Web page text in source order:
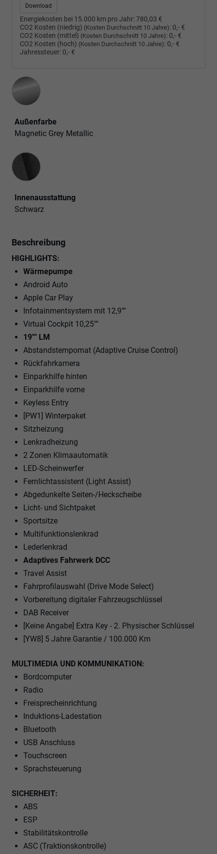
Download
Energiekosten bei 15.000 km pro Jahr:780,03 €
CO2 Kosten (niedrig) (Kosten Durchschnitt 10 Jahre): 0,- €
CO2 Kosten (mittel) (Kosten Durchschnitt 10 Jahre): 0,- €
CO2 Kosten (hoch) (Kosten Durchschnitt 10 Jahre): 0,- €
Jahressteuer: 0,- €
Außenfarbe
Magnetic Grey Metallic
Innenausstattung
Innenausstattung
Schwarz
Beschreibung
HIGHLIGHTS:
Wärmepumpe
Android Auto
Apple Car Play
Infotainmentsystem mit 12,9""
Virtual Cockpit 10,25""
19"" LM
Abstandstempomat (Adaptive Cruise Control)
Rückfahrkamera
Einparkhilfe hinten
Einparkhilfe vorne
Keyless Entry
[PW1] Winterpaket
Sitzheizung
Lenkradheizung
2 Zonen Klimaautomatik
LED-Scheinwerfer
Fernlichtassistent (Light Assist)
Abgedunkelte Seiten-/Heckscheibe
Licht- und Sichtpaket
Sportsitze
Multifunktionslenkrad
Lederlenkrad
Adaptives Fahrwerk DCC
Travel Assist
Fahrprofilauswahl (Drive Mode Select)
Vorbereitung digitaler Fahrzeugschlüssel
DAB Receiver
[Keine Angabe] Extra Key - 2. Physischer Schlüssel
[YW8] 5 Jahre Garantie / 100.000 Km
MULTIMEDIA UND KOMMUNIKATION:
Bordcomputer
Radio
Freisprecheinrichtung
Induktions-Ladestation
Bluetooth
USB Anschluss
Touchscreen
Sprachsteuerung
SICHERHEIT:
ABS
ESP
Stabilitätskontrolle
ASC (Traktionskontrolle)